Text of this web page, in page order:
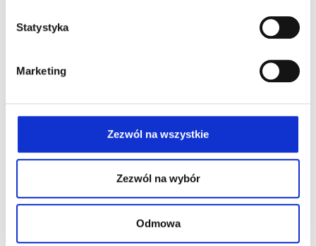
Statystyka
Marketing
Zezwól na wszystkie
Zezwól na wybór
Odmowa